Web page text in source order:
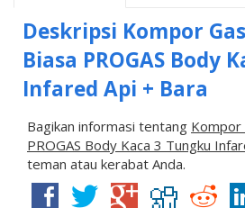
Deskripsi Kompor
Biasa PROGAS Body
Infared Api + Bara
Bagikan informasi tentang Kompor
PROGAS Body Kaca 3 Tungku
teman atau kerabat Anda.